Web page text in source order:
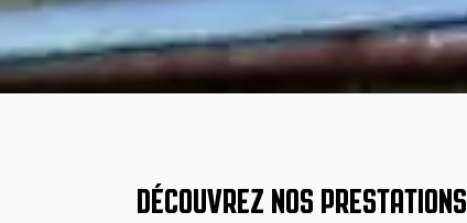
DÉCOUVREZ NOS PRESTATIONS